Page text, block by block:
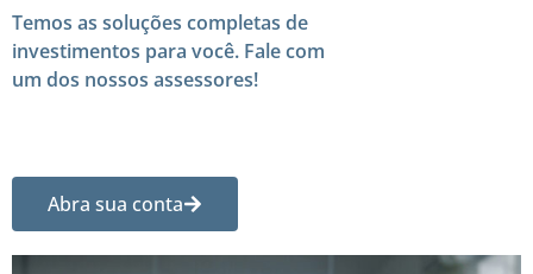
Temos as soluções completas de
investimentos para você. Fale com
um dos nossos assessores!
Abra sua conta